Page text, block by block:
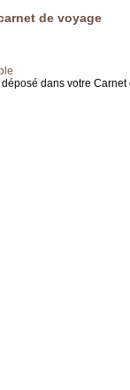
de voyage
dans votre Carnet